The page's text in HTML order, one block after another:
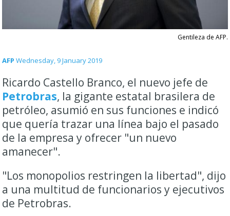
Gentileza de AFP.
AFP Wednesday, 9 January 2019
Ricardo Castello Branco, el nuevo jefe de
Petrobras, la gigante estatal brasilera de
petróleo, asumió en sus funciones e indicó
que quería trazar una línea bajo el pasado
de la empresa y ofrecer "un nuevo
amanecer".
"Los monopolios restringen la libertad", dijo
a una multitud de funcionarios y ejecutivos
de Petrobras.